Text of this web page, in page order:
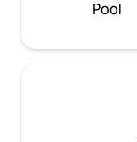
Pool